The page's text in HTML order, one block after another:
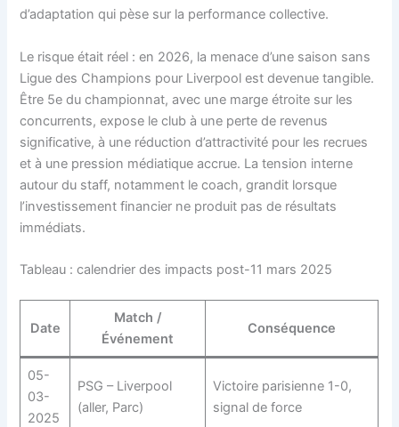
d’adaptation qui pèse sur la performance collective.
Le risque était réel : en 2026, la menace d’une saison sans
Ligue des Champions pour Liverpool est devenue tangible.
Être 5e du championnat, avec une marge étroite sur les
concurrents, expose le club à une perte de revenus
significative, à une réduction d’attractivité pour les recrues
et à une pression médiatique accrue. La tension interne
autour du staff, notamment le coach, grandit lorsque
l’investissement financier ne produit pas de résultats
immédiats.
Tableau : calendrier des impacts post-11 mars 2025
Date
Match /
Événement
Conséquence
05-
03-
2025
PSG – Liverpool
(aller, Parc)
Victoire parisienne 1-0,
signal de force